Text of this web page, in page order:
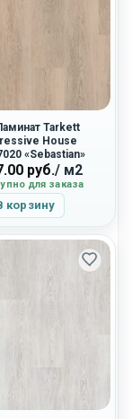
Tarkett
House
«Sebastian»
руб./ м2
для заказа
корзину